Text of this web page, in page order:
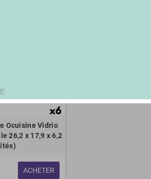
Ocuisine Vidrio
26,2 x 17,9 x 6,2
ACHETER